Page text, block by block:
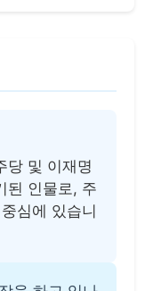
당 및 이재명
된 인물로, 주
심에 있습니